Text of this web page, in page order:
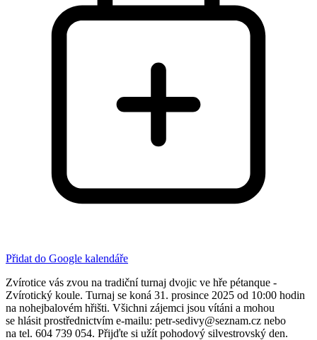
Přidat do Google kalendáře
Zvírotice vás zvou na tradiční turnaj dvojic ve hře pétanque -
Zvírotický koule. Turnaj se koná 31. prosince 2025 od 10:00 hodin
na nohejbalovém hřišti. Všichni zájemci jsou vítáni a mohou
se hlásit prostřednictvím e-mailu: petr-sedivy@seznam.cz nebo
na tel. 604 739 054. Přijďte si užít pohodový silvestrovský den.